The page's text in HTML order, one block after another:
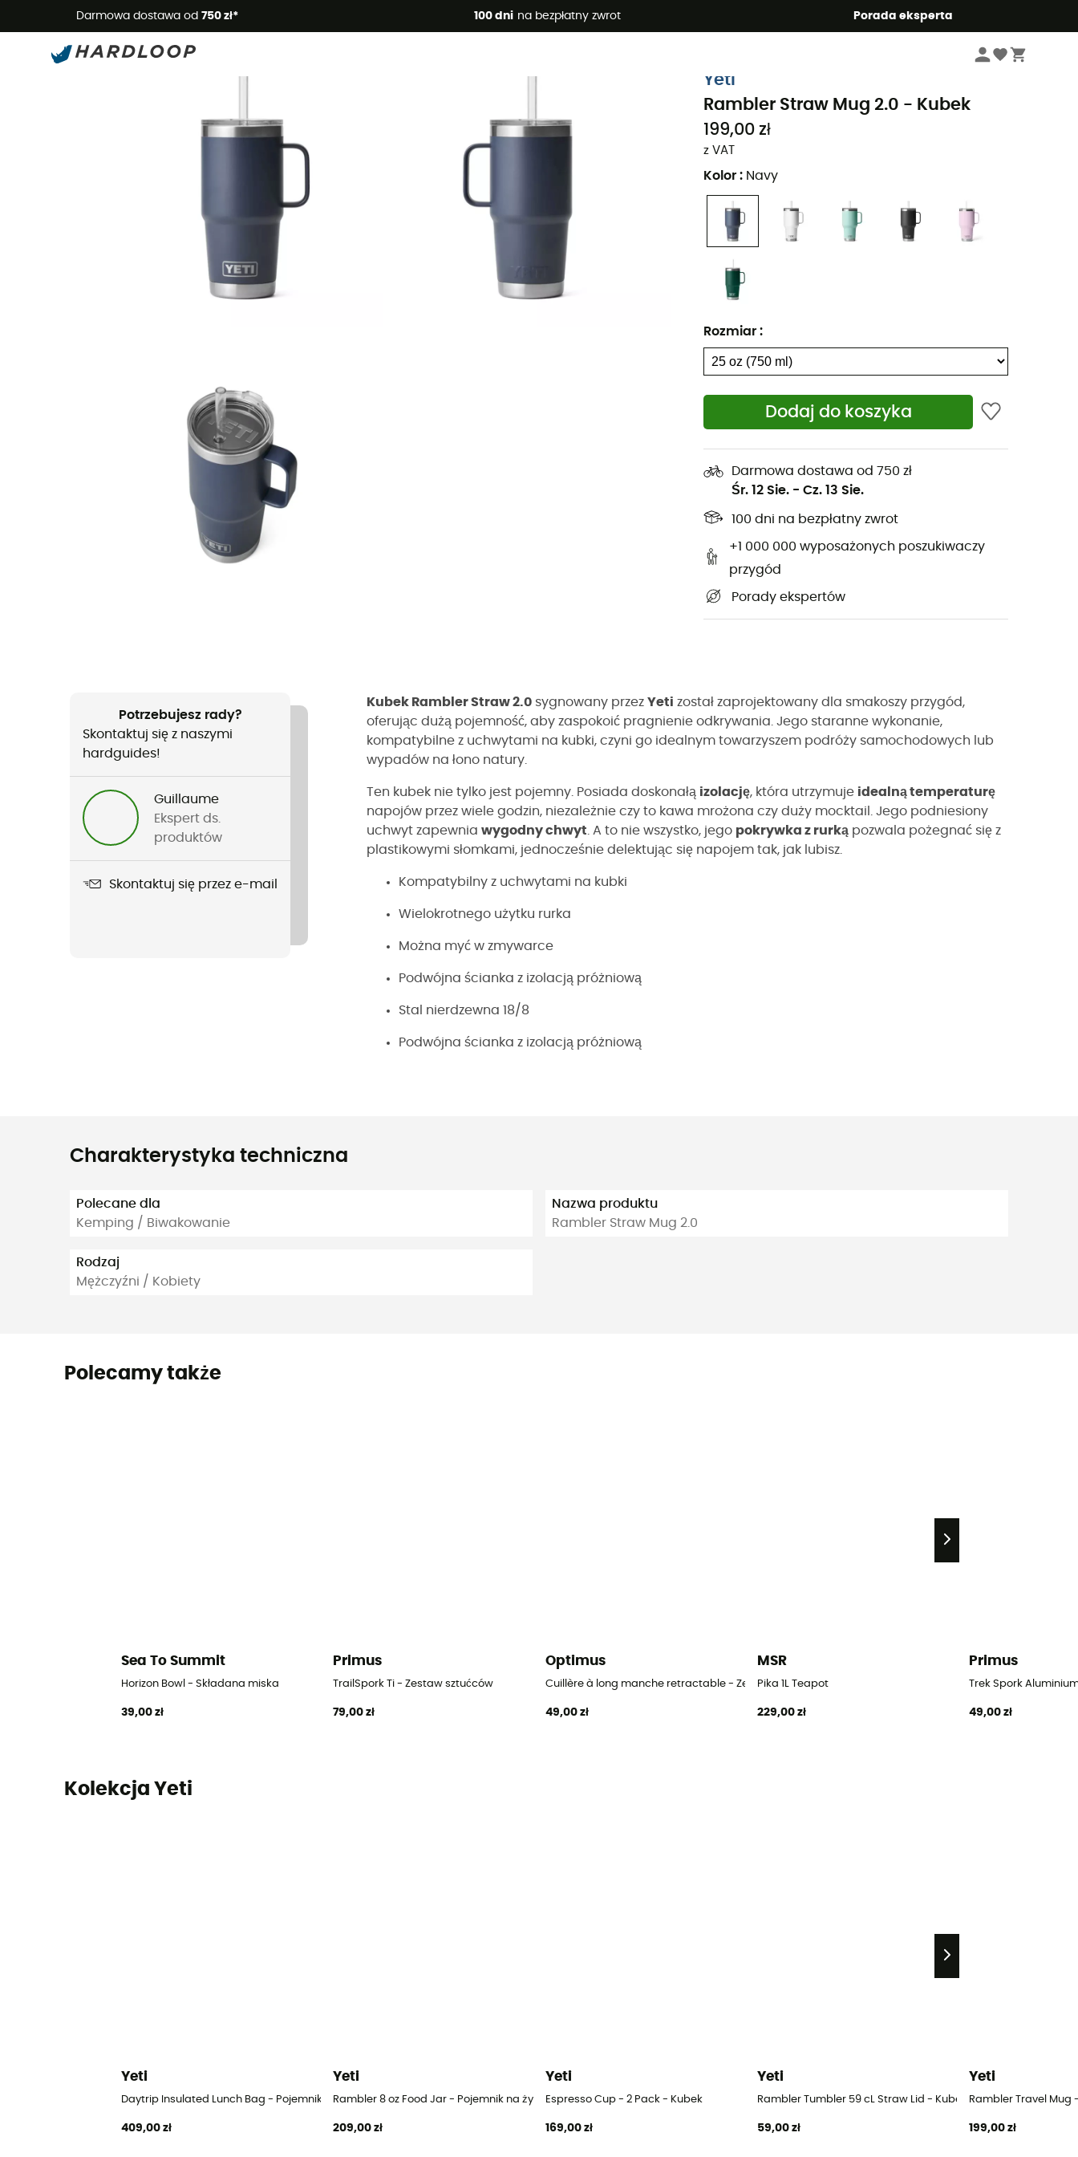
Darmowa dostawa od 750 zł* 100 dni na bezpłatny zwrot Porada eksperta
Letnie promocje 🔥 -5% DODATKOWO przy zakupie 2 produktów*, kod Summer5
Naczynia kempingowe
Yeti
Rambler Straw Mug 2.0 - Kubek
199,00 zł
z VAT
Kolor : Navy
Rozmiar :
Dodaj do koszyka
Darmowa dostawa od 750 zł
Śr. 12 Sie. - Cz. 13 Sie.
100 dni na bezpłatny zwrot
+1 000 000 wyposażonych poszukiwaczy
przygód
Porady ekspertów
Potrzebujesz rady?
Skontaktuj się z naszymi
hardguides!
Guillaume
Ekspert ds.
produktów
Skontaktuj się przez e-mail
Kubek Rambler Straw 2.0 sygnowany przez Yeti został zaprojektowany dla smakoszy przygód,
oferując dużą pojemność, aby zaspokoić pragnienie odkrywania. Jego staranne wykonanie,
kompatybilne z uchwytami na kubki, czyni go idealnym towarzyszem podróży samochodowych lub
wypadów na łono natury.
Ten kubek nie tylko jest pojemny. Posiada doskonałą izolację, która utrzymuje idealną temperaturę
napojów przez wiele godzin, niezależnie czy to kawa mrożona czy duży mocktail. Jego podniesiony
uchwyt zapewnia wygodny chwyt . A to nie wszystko, jego pokrywka z rurką pozwala pożegnać się z
plastikowymi słomkami, jednocześnie delektując się napojem tak, jak lubisz.
Kompatybilny z uchwytami na kubki
Wielokrotnego użytku rurka
Można myć w zmywarce
Podwójna ścianka z izolacją próżniową
Stal nierdzewna 18/8
Podwójna ścianka z izolacją próżniową
Charakterystyka techniczna
Polecane dla
Kemping / Biwakowanie
Rodzaj
Mężczyźni / Kobiety
Nazwa produktu
Rambler Straw Mug 2.0
Polecamy także
Sea To Summit
Horizon Bowl - Składana miska
39,00 zł
Primus
TrailSpork Ti - Zestaw sztućców
79,00 zł
Optimus
Cuillère à long manche retractable - Zestaw sztućców
49,00 zł
MSR
Pika 1L Teapot
229,00 zł
Primus
Trek Spork
49,00 zł
Kolekcja Yeti
Yeti
Daytrip Insulated Lunch Bag - Pojemnik na żywność
409,00 zł
Yeti
Rambler 8 oz Food Jar - Pojemnik na żywność
209,00 zł
Yeti
Espresso Cup - 2 Pack - Kubek
169,00 zł
Yeti
Rambler Tumbler 59 cL Straw Lid - Kubek
59,00 zł
Yeti
Rambler Travel Mug
199,00 zł